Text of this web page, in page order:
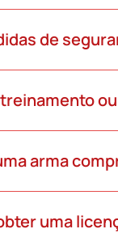
de
arma
uma